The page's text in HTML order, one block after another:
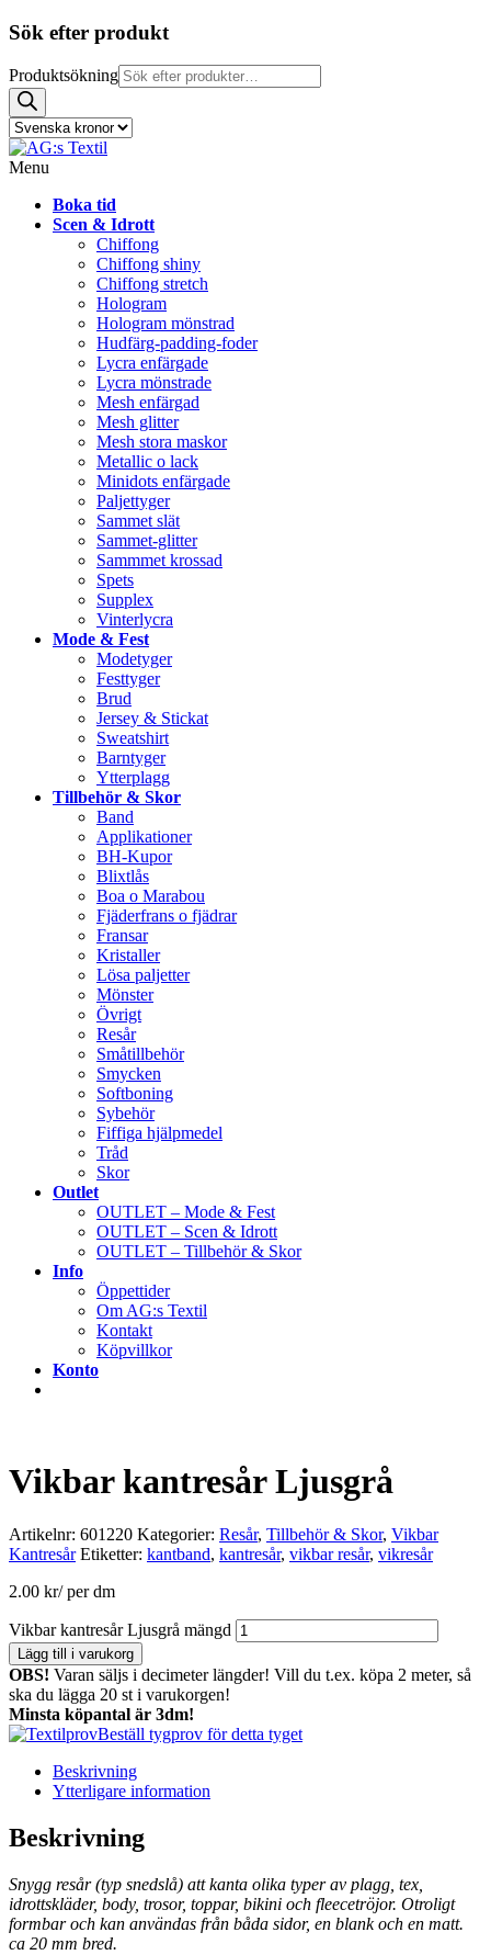
Sök efter produkt
Produktsökning
Menu
Boka tid
Scen & Idrott
Chiffong
Chiffong shiny
Chiffong stretch
Hologram
Hologram mönstrad
Hudfärg-padding-foder
Lycra enfärgade
Lycra mönstrade
Mesh enfärgad
Mesh glitter
Mesh stora maskor
Metallic o lack
Minidots enfärgade
Paljettyger
Sammet slät
Sammet-glitter
Sammmet krossad
Spets
Supplex
Vinterlycra
Mode & Fest
Modetyger
Festtyger
Brud
Jersey & Stickat
Sweatshirt
Barntyger
Ytterplagg
Tillbehör & Skor
Band
Applikationer
BH-Kupor
Blixtlås
Boa o Marabou
Fjäderfrans o fjädrar
Fransar
Kristaller
Lösa paljetter
Mönster
Övrigt
Resår
Småtillbehör
Smycken
Softboning
Sybehör
Fiffiga hjälpmedel
Tråd
Skor
Outlet
OUTLET – Mode & Fest
OUTLET – Scen & Idrott
OUTLET – Tillbehör & Skor
Info
Öppettider
Om AG:s Textil
Kontakt
Köpvillkor
Konto
Vikbar kantresår Ljusgrå
Artikelnr: 601220 Kategorier: Resår, Tillbehör & Skor, Vikbar
Kantresår Etiketter: kantband, kantresår, vikbar resår, vikresår
2.00 kr/ per dm
Vikbar kantresår Ljusgrå mängd
Lägg till i varukorg
OBS! Varan säljs i decimeter längder! Vill du t.ex. köpa 2 meter, så
ska du lägga 20 st i varukorgen!
Minsta köpantal är 3dm!
Beställ tygprov för detta tyget
Beskrivning
Ytterligare information
Beskrivning
Snygg resår (typ snedslå) att kanta olika typer av plagg, tex,
idrottskläder, body, trosor, toppar, bikini och fleecetröjor. Otroligt
formbar och kan användas från båda sidor, en blank och en matt.
ca 20 mm bred.